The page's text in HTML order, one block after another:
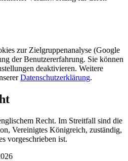
zur Zielgruppenanalyse (Google
der Benutzererfahrung. Sie können
deaktivieren. Weitere
Datenschutzerklärung.
Recht. Im Streitfall sind die
Vereinigtes Königreich, zuständig,
vorgeschrieben ist.